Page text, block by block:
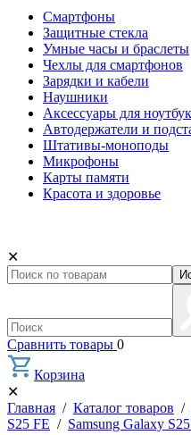
Смартфоны
Защитные стекла
Умные часы и браслеты
Чехлы для смартфонов
Зарядки и кабели
Наушники
Аксессуары для
Автодержатели и
Штативы-моноподы
Микрофоны
Карты памяти
Красота и здоровье
✕
Сравнить товары 0
Корзина
✕
Главная / Каталог товаров /
S25 FE / Samsung Galaxy